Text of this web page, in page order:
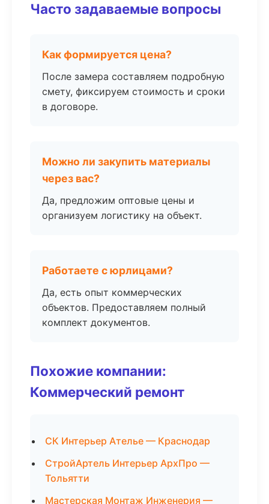
Часто задаваемые вопросы
Как формируется цена?
После замера составляем подробную
смету, фиксируем стоимость и сроки
в договоре.
Можно ли закупить материалы
через вас?
Да, предложим оптовые цены и
организуем логистику на объект.
Работаете с юрлицами?
Да, есть опыт коммерческих
объектов. Предоставляем полный
комплект документов.
Похожие компании:
Коммерческий ремонт
СК Интерьер Ателье — Краснодар
СтройАртель Интерьер АрхПро —
Тольятти
Мастерская Монтаж Инженерия —